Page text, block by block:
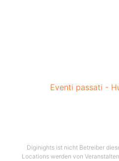
Eventi passati -
Diginights ist nicht Betreiber
Locations werden von